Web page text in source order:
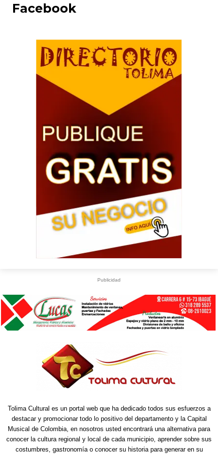
Facebook
Publicidad
Tolima Cultural es un portal web que ha dedicado todos sus esfuerzos a
destacar y promocionar todo lo positivo del departamento y la Capital
Musical de Colombia, en nosotros usted encontrará una alternativa para
conocer la cultura regional y local de cada municipio, aprender sobre sus
costumbres, gastronomía o conocer su historia para generar en su